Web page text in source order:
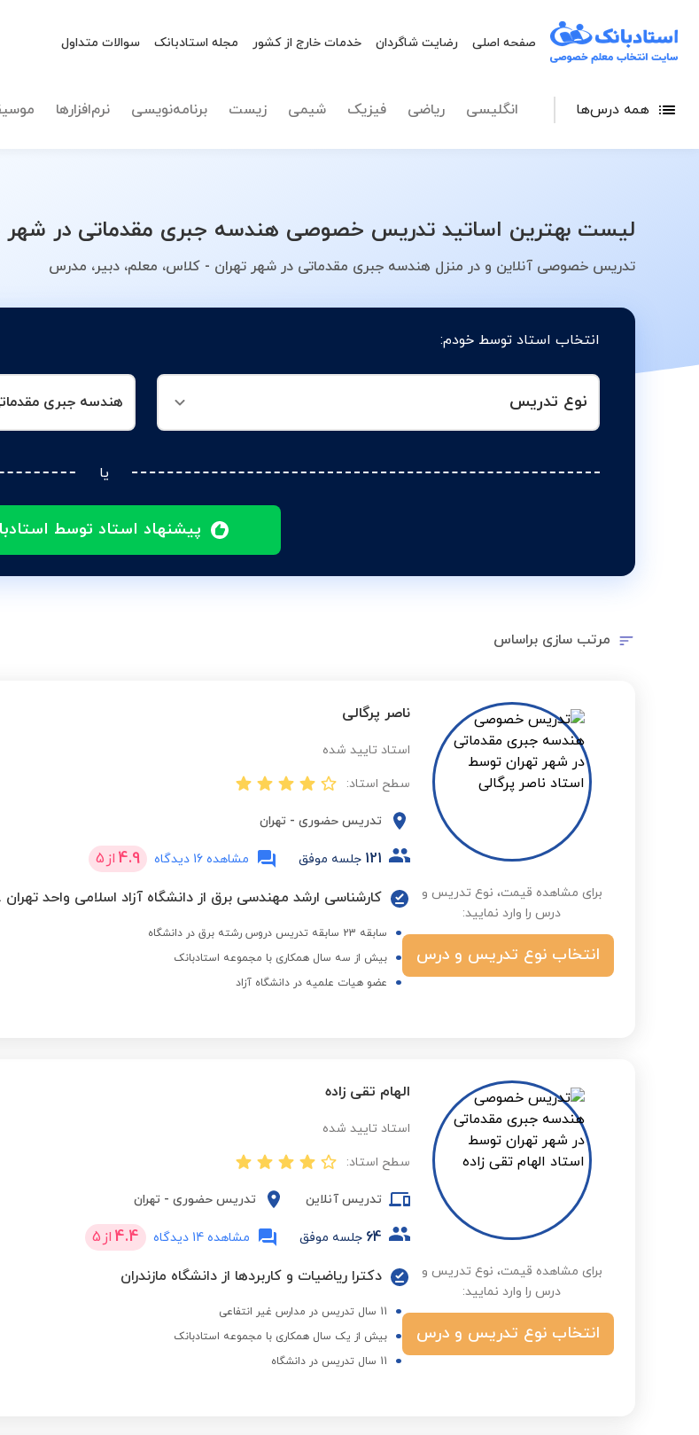
صفحه اصلی رضایت شاگردان خدمات خارج از کشور مجله استادبانک سوالات متداول
همه درس‌ها انگلیسی ریاضی فیزیک شیمی زیست برنامه‌نویسی نرم‌افزارها
لیست بهترین اساتید تدریس خصوصی هندسه جبری مقدماتی در شهر
تدریس خصوصی آنلاین و در منزل هندسه جبری مقدماتی در شهر تهران - کلاس، معلم، دبیر، مدرس
انتخاب استاد توسط خودم:
نوع تدریس هندسه جبری
یا
پیشنهاد استاد توسط
نوع تدریس
مرتب سازی براساس
برای مشاهده قیمت، نوع تدریس و
درس را وارد نمایید:
انتخاب نوع تدریس و درس
ناصر پرگالی
استاد تایید شده
سطح استاد:
تدریس حضوری - تهران
121 جلسه موفق مشاهده 16 دیدگاه 4.9 از 5
سابقه 23 سابقه تدریس دروس رشته برق در دانشگاه
بیش از سه سال همکاری با مجموعه استادبانک
عضو هیات علمیه در دانشگاه آزاد
برای مشاهده قیمت، نوع تدریس و
درس را وارد نمایید:
انتخاب نوع تدریس و درس
الهام تقی زاده
استاد تایید شده
سطح استاد:
تدریس آنلاین تدریس حضوری - تهران
64 جلسه موفق مشاهده 14 دیدگاه 4.4 از 5
دکترا ریاضیات و کاربردها از دانشگاه مازندران
11 سال تدریس در مدارس غیر انتفاعی
بیش از یک سال همکاری با مجموعه استادبانک
11 سال تدریس در دانشگاه